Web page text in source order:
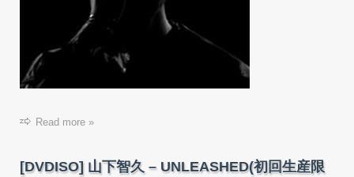
Read more »
[DVDISO] 山下智久 – UNLEASHED(初回生産限